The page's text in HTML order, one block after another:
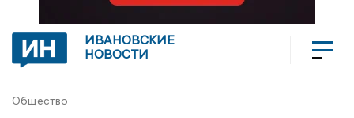
ИВАНОВСКИЕ
НОВОСТИ
Общество